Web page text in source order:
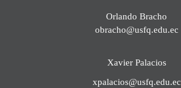
Orlando Bracho
obracho@usfq.edu.ec
Xavier Palacios
xpalacios@usfq.edu.ec